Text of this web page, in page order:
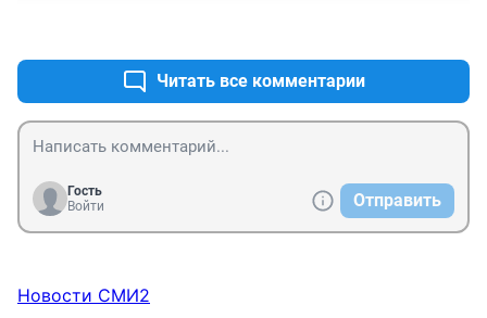
Читать все комментарии
Гость
Войти
Отправить
Новости СМИ2